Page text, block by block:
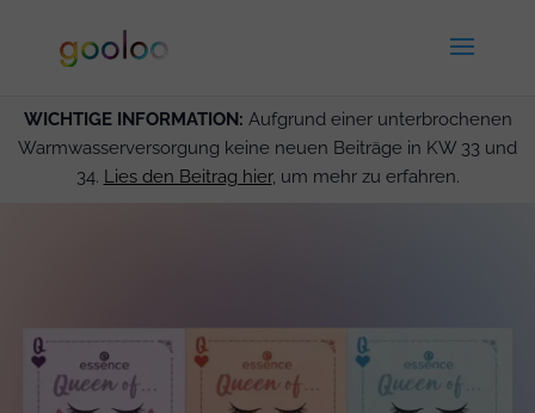
WICHTIGE INFORMATION: Aufgrund einer unterbrochenen
Warmwasserversorgung keine neuen Beiträge in KW 33 und
34. Lies den Beitrag hier, um mehr zu erfahren.